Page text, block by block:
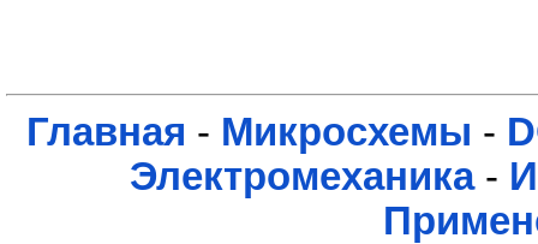
Главная - Микросхемы -
Электромеханика-